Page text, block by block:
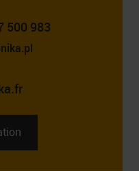
500 983